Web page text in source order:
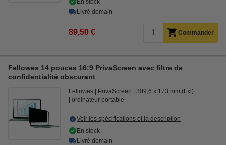
En stock
Livré demain
89,50 € Commander
Fellowes 14 pouces 16:9 PrivaScreen avec filtre de
confidentialité obscurant
Fellowes PrivaScreen
309,6 x 173 mm (Lxl)
ordinateur portable
Voir les spécifications et la description
En stock
Livré demain